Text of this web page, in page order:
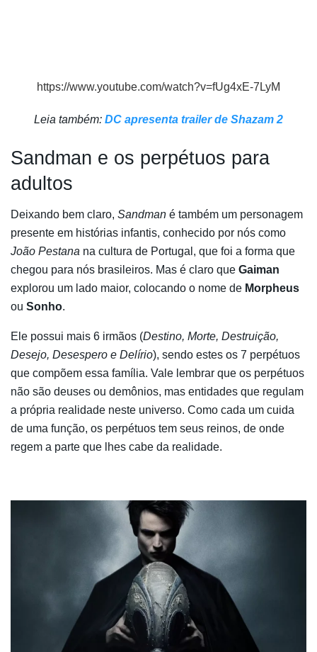
https://www.youtube.com/watch?v=fUg4xE-7LyM
Leia também: DC apresenta trailer de Shazam 2
Sandman e os perpétuos para
adultos
Deixando bem claro, Sandman é também um personagem
presente em histórias infantis, conhecido por nós como
João Pestana na cultura de Portugal, que foi a forma que
chegou para nós brasileiros. Mas é claro que Gaiman
explorou um lado maior, colocando o nome de Morpheus
ou Sonho.
Ele possui mais 6 irmãos (Destino, Morte, Destruição,
Desejo, Desespero e Delírio), sendo estes os 7 perpétuos
que compõem essa família. Vale lembrar que os perpétuos
não são deuses ou demônios, mas entidades que regulam
a própria realidade neste universo. Como cada um cuida
de uma função, os perpétuos tem seus reinos, de onde
regem a parte que lhes cabe da realidade.